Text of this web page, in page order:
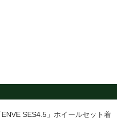
SES4.5」ホイールセット着